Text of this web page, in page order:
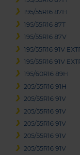
195/55R16 87H
195/55R16 87T
195/55R16 87V
195/55R16 91V
195/55R16 91V
195/60R16 89H
205/55R16 91H
205/55R16 91V
205/55R16 91V
205/55R16 91V
205/55R16 91V
205/55R16 91V